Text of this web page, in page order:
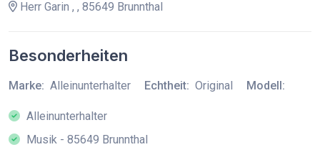
Herr Garin , , 85649 Brunnthal
Besonderheiten
Marke: Alleinunterhalter Echtheit: Original Modell:
Alleinunterhalter
Musik - 85649 Brunnthal